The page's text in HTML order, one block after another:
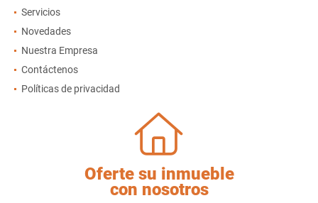
Servicios
Novedades
Nuestra Empresa
Contáctenos
Políticas de privacidad
Oferte su inmueble
con nosotros